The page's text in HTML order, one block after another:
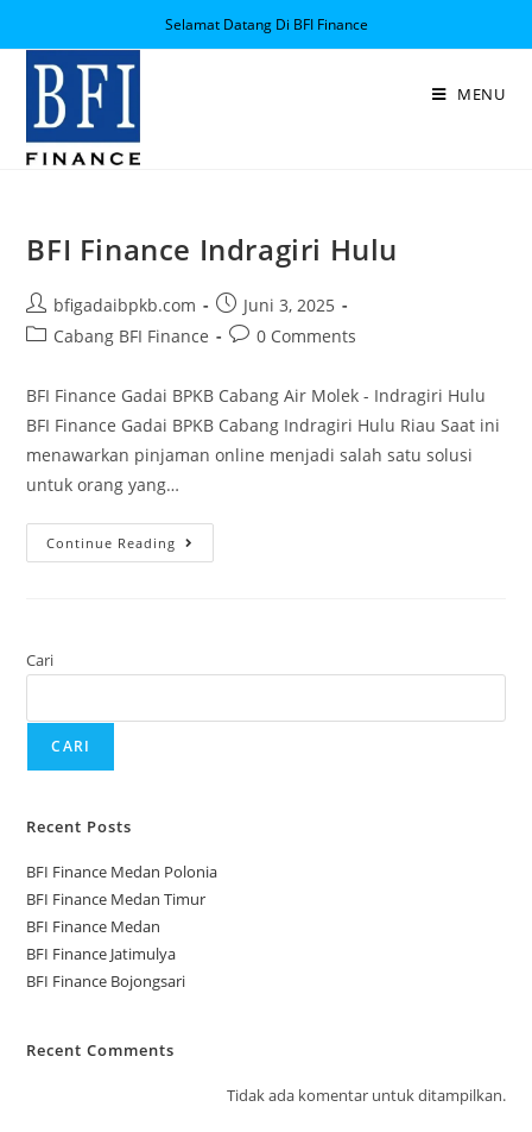
Selamat Datang Di BFI Finance
MENU
BFI Finance Indragiri Hulu
bfigadaibpkb.com
Juni 3, 2025
Cabang BFI Finance
0 Comments
BFI Finance Gadai BPKB Cabang Air Molek - Indragiri Hulu
BFI Finance Gadai BPKB Cabang Indragiri Hulu Riau Saat ini
menawarkan pinjaman online menjadi salah satu solusi
untuk orang yang…
Continue Reading
Cari
CARI
Recent Posts
BFI Finance Medan Polonia
BFI Finance Medan Timur
BFI Finance Medan
BFI Finance Jatimulya
BFI Finance Bojongsari
Recent Comments
Tidak ada komentar untuk ditampilkan.